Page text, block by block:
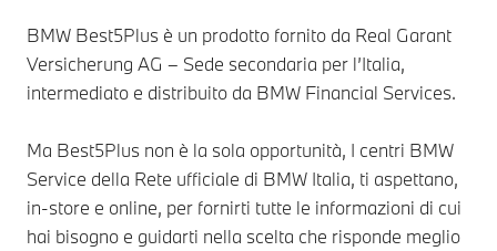
BMW Best5Plus è un prodotto fornito da Real Garant
Versicherung AG – Sede secondaria per l’Italia,
intermediato e distribuito da BMW Financial Services.
Ma Best5Plus non è la sola opportunità, I centri BMW
Service della Rete ufficiale di BMW Italia, ti aspettano,
in-store e online, per fornirti tutte le informazioni di cui
hai bisogno e guidarti nella scelta che risponde meglio